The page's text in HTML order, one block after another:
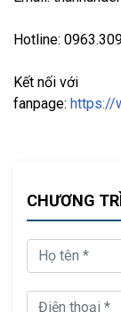
Hotline:
Kết nối với
fanpage: https://
CHƯƠNG